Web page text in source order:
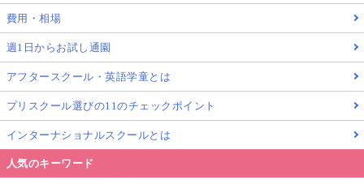
費用・相場
週1日からお試し通園
アフタースクール・英語学童とは
プリスクール選びの11のチェックポイント
インターナショナルスクールとは
人気のキーワード